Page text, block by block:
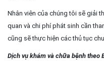
Nhân viên của chúng tôi sẽ giải
quan và chi phí phát sinh cần
cũng sẽ thực hiện các thủ tục
Dịch vụ khám và chữa bệnh theo